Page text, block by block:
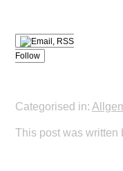
Follow
Categorised in:
This post was written